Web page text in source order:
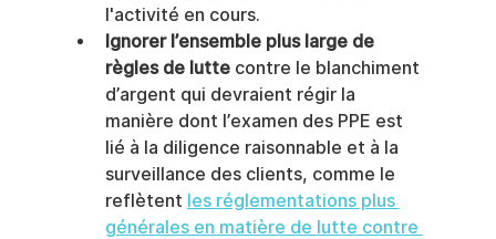
l'activité en cours.
Ignorer l’ensemble plus large de
règles de lutte contre le blanchiment
d’argent qui devraient régir la
manière dont l’examen des PPE est
lié à la diligence raisonnable et à la
surveillance des clients, comme le
reflètent les réglementations plus
générales en matière de lutte contre